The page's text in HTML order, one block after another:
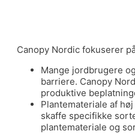
Canopy Nordic fokuserer
Mange jordbrugere
barriere. Canopy
produktive
Plantemateriale af
skaffe specifikke
plantemateriale og